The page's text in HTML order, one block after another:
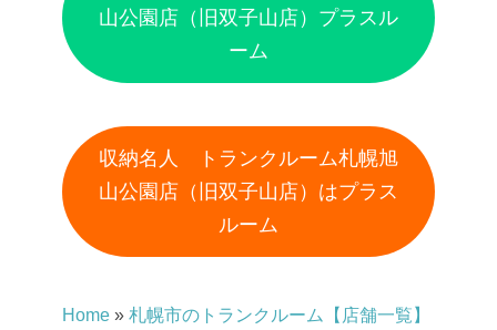
山公園店（旧双子山店）プラスル
ーム
収納名人 トランクルーム札幌旭
山公園店（旧双子山店）はプラス
ルーム
Home » 札幌市のトランクルーム【店舗一覧】